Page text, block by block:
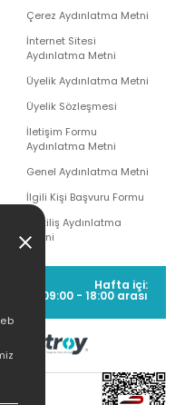
Çerez Aydınlatma Metni
İnternet Sitesi
Aydınlatma Metni
Üyelik Aydınlatma Metni
Üyelik Sözleşmesi
İletişim Formu
Aydınlatma Metni
Genel Aydınlatma Metni
İlgili Kişi Başvuru Formu
Çekiliş Aydınlatma
Metni
Hafta içi:
09:00 - 18:00 arası